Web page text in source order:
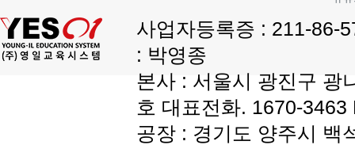
사업자등록증 : 211-86-
: 박영종
본사 : 서울시 광진구 광
호 대표전화. 1670-
공장 : 경기도 양주시 백